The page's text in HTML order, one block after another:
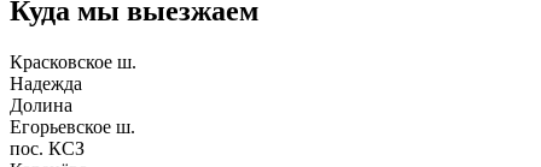
Куда мы выезжаем
Красковское ш.
Надежда
Долина
Егорьевское ш.
пос. КСЗ